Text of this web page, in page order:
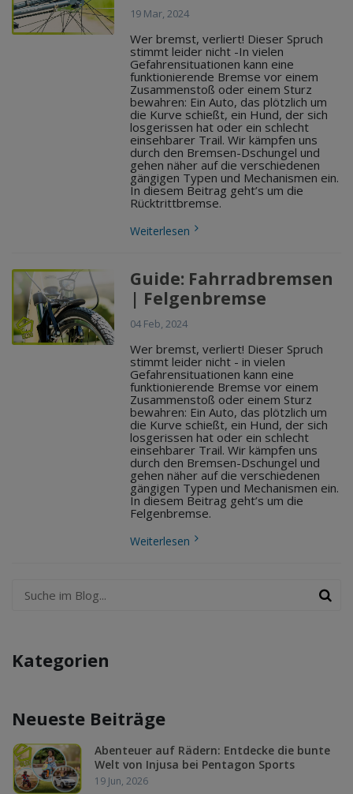
19 Mar, 2024
Wer bremst, verliert! Dieser Spruch
stimmt leider nicht -In vielen
Gefahrensituationen kann eine
funktionierende Bremse vor einem
Zusammenstoß oder einem Sturz
bewahren: Ein Auto, das plötzlich um
die Kurve schießt, ein Hund, der sich
losgerissen hat oder ein schlecht
einsehbarer Trail. Wir kämpfen uns
durch den Bremsen-Dschungel und
gehen näher auf die verschiedenen
gängigen Typen und Mechanismen ein.
In diesem Beitrag geht’s um die
Rücktrittbremse.
Weiterlesen
Guide: Fahrradbremsen
| Felgenbremse
04 Feb, 2024
Wer bremst, verliert! Dieser Spruch
stimmt leider nicht - in vielen
Gefahrensituationen kann eine
funktionierende Bremse vor einem
Zusammenstoß oder einem Sturz
bewahren: Ein Auto, das plötzlich um
die Kurve schießt, ein Hund, der sich
losgerissen hat oder ein schlecht
einsehbarer Trail. Wir kämpfen uns
durch den Bremsen-Dschungel und
gehen näher auf die verschiedenen
gängigen Typen und Mechanismen ein.
In diesem Beitrag geht’s um die
Felgenbremse.
Weiterlesen
Kategorien
Neueste Beiträge
Abenteuer auf Rädern: Entdecke die bunte
Welt von Injusa bei Pentagon Sports
19 Jun, 2026